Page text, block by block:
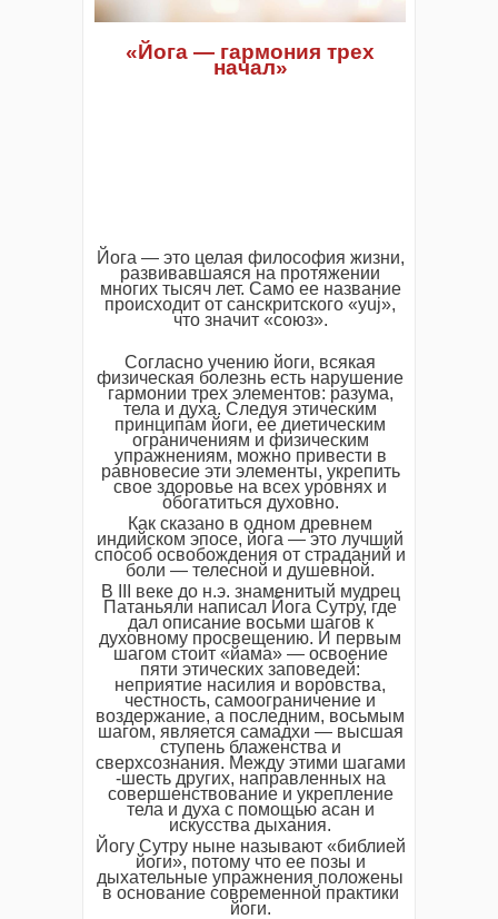
«Йога — гармония трех
начал»
Йога — это целая философия жизни,
развивавшаяся на протяжении
многих тысяч лет. Само ее название
происходит от санскритского «yuj»,
что значит «союз».
Согласно учению йоги, всякая
физическая болезнь есть нарушение
гармонии трех элементов: разума,
тела и духа. Следуя этическим
принципам йоги, ее диетическим
ограничениям и физическим
упражнениям, можно привести в
равновесие эти элементы, укрепить
свое здоровье на всех уровнях и
обогатиться духовно.
Как сказано в одном древнем
индийском эпосе, йога — это лучший
способ освобождения от страданий и
боли — телесной и душевной.
В III веке до н.э. знаменитый мудрец
Патаньяли написал Йога Сутру, где
дал описание восьми шагов к
духовному просвещению. И первым
шагом стоит «йама» — освоение
пяти этических заповедей:
неприятие насилия и воровства,
честность, самоограничение и
воздержание, а последним, восьмым
шагом, является самадхи — высшая
ступень блаженства и
сверхсознания. Между этими шагами
-шесть других, направленных на
совершенствование и укрепление
тела и духа с помощью асан и
искусства дыхания.
Йогу Сутру ныне называют «библией
йоги», потому что ее позы и
дыхательные упражнения положены
в основание современной практики
йоги.